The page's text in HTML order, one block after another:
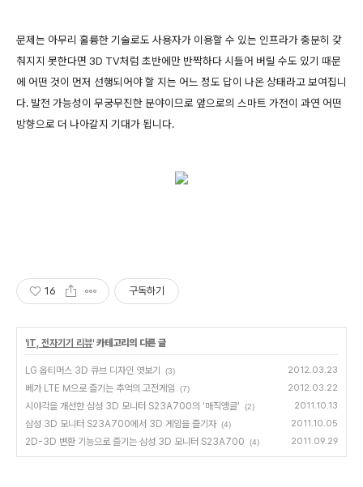
문제는 아무리 훌륭한 기술로도 사용자가 이용할 수 있는 인프라가 충분히 갖
춰지지 못한다면 3D TV처럼 초반에만 반짝하다 시들어 버릴 수도 있기 때문
에 어떤 것이 먼저 선행되어야 할 지는 어느 정도 답이 나온 상태라고 보여집니
다. 발전 가능성이 무궁무진한 분야이므로 앞으로의 스마트 가전이 과연 어떤
방향으로 더 나아갈지 기대가 됩니다.
16 구독하기
'IT, 전자기기 리뷰' 카테고리의 다른 글
LG 옵티머스 3D 큐브 디자인 엿보기 (3) 2012.03.23
베가 LTE M으로 즐기는 추억의 고전게임 (7) 2012.03.22
시야각을 개선한 삼성 3D 모니터 S23A700의 '매직앵글' (2) 2011.10.13
삼성 3D 모니터 S23A700에서 3D 게임을 즐기자 (4) 2011.10.05
2D-3D 변환 기능으로 즐기는 삼성 3D 모니터 S23A700 (4) 2011.09.29